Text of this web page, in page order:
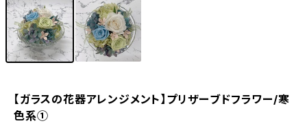
【ガラスの花器アレンジメント】プリザーブドフラワー/寒
色系①